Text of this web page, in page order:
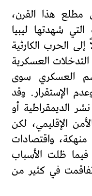
مطلع هذا القرن،
شهدتها ليبيا
الحرب الكارثية
العسكرية
العسكري سوى
الإستقرار. وقد
الديمقراطية أو
الإقليمي، لكن
واقتصادات
ظلت الأسباب
في كثير من